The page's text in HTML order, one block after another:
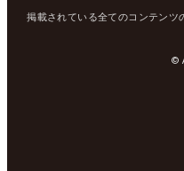
掲載されている全てのコンテンツ
©